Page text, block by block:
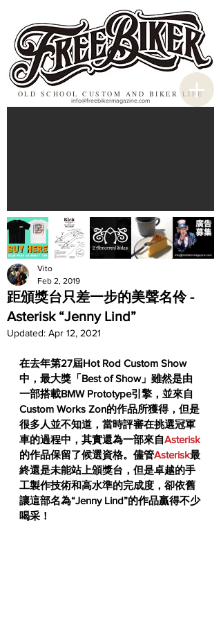
OLD SCHOOL CUSTOM AND BIKER LIFE
info@freebikermagazine.com
距頒獎台只差一步的美聲名伶 -
Asterisk “Jenny Lind”
Vito
Feb 2, 2019
Updated: Apr 12, 2021
在去年第27屆Hot Rod Custom Show
中，最大獎「Best of Show」雖然是由
一部搭載BMW Prototype引擎，並來自
Custom Works Zon的作品所獲得，但是
很多人並不知道，當時評審在挑選冠軍
車的過程中，其實還為一部來自Asterisk
的作品保留了候選資格。儘管Asterisk最
終還是未能站上頒獎台，但是卓越的手
工製作技術和高水準的完成度，卻依舊
讓這部名為“Jenny Lind”的作品贏得不少
喝采！